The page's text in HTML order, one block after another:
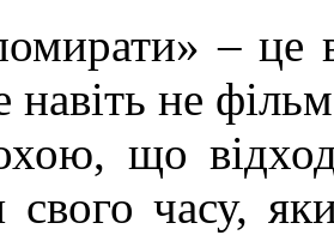
– це
не
що
свого часу,